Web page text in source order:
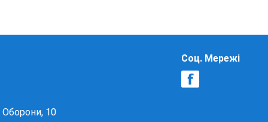
Оборони, 10
Соц. Мережі